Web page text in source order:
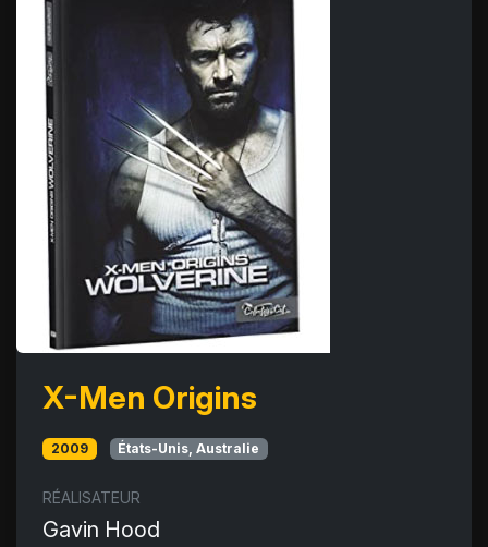
X-Men Origins
2009 États-Unis, Australie
RÉALISATEUR
Gavin Hood